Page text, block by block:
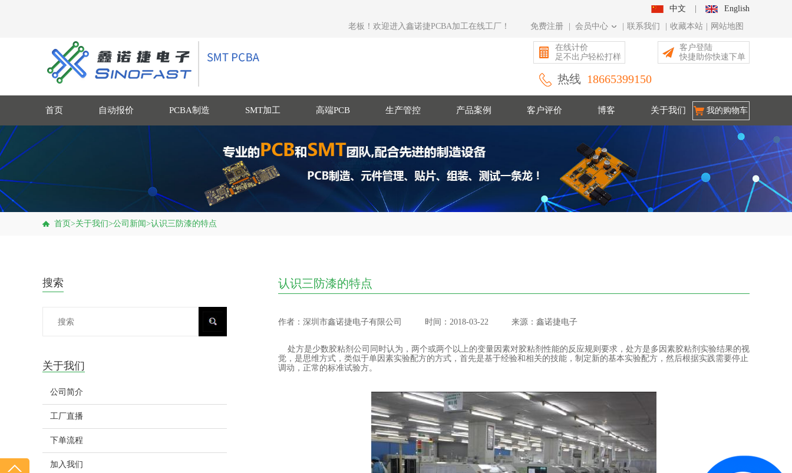
中文
English
老板！欢迎进入鑫诺捷PCBA加工在线工厂！
免费注册 会员中心 联系我们 收藏本站 网站地图
客户登陆
快捷助你快速下单
在线计价
足不出户轻松打样
热线 18665399150
首页 自动报价 PCBA制造 SMT加工 高端PCB 生产管控 产品案例 客户评价 博客 关于我们 我的购物车
首页>关于我们>公司新闻>认识三防漆的特点
搜索
关于我们
公司简介
工厂直播
下单流程
加入我们
认识三防漆的特点
作者：深圳市鑫诺捷电子有限公司 时间：2018-03-22 来源：鑫诺捷电子
处方是少数胶粘剂公司同时认为，两个或两个以上的变量因素对胶粘剂性能的反应规则要求，处方是多因素胶粘剂实验结果的视
觉，是思维方式，类似于单因素实验配方的方式，首先是基于经验和相关的技能，制定新的基本实验配方，然后根据实践需要停止
调动，正常的标准试验方。